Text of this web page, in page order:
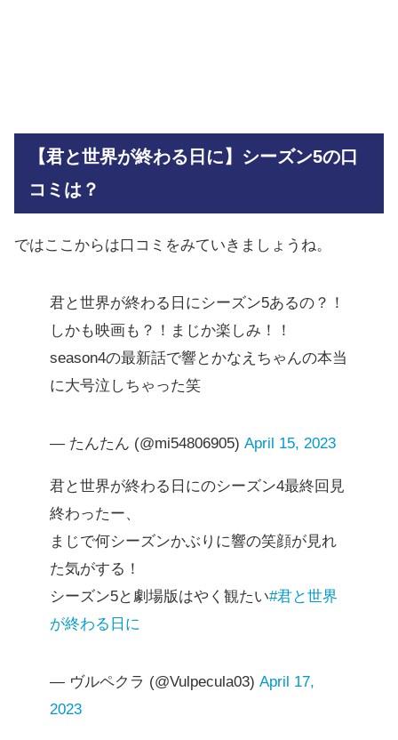
【君と世界が終わる日に】シーズン5の口
コミは？
ではここからは口コミをみていきましょうね。
君と世界が終わる日にシーズン5あるの？！
しかも映画も？！まじか楽しみ！！
season4の最新話で響とかなえちゃんの本当
に大号泣しちゃった笑
— たんたん (@mi54806905) April 15, 2023
君と世界が終わる日にのシーズン4最終回見
終わったー、
まじで何シーズンかぶりに響の笑顔が見れ
た気がする！
シーズン5と劇場版はやく観たい#君と世界
が終わる日に
— ヴルペクラ (@Vulpecula03) April 17,
2023